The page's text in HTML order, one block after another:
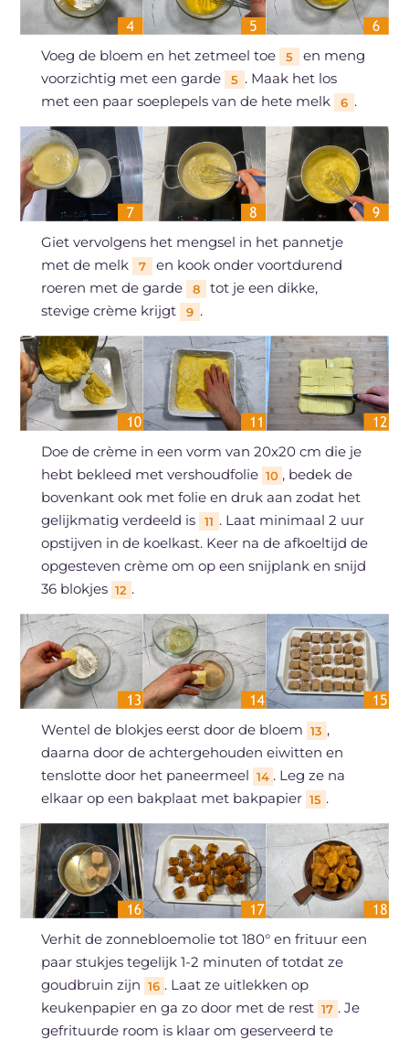
Voeg de bloem en het zetmeel toe 5
en meng
voorzichtig met een garde
5 . Maak het los
met een paar soeplepels van de hete melk
6 .
Giet vervolgens het mengsel in het pannetje
met de melk
7
en kook onder voortdurend
roeren met de garde
8
tot je een dikke,
stevige crème krijgt
9 .
Doe de crème in een vorm van 20x20 cm die je
hebt bekleed met vershoudfolie 10 , bedek de
bovenkant ook met folie en druk aan zodat het
gelijkmatig verdeeld is
11 . Laat minimaal 2 uur
opstijven in de koelkast. Keer na de afkoeltijd de
opgesteven crème om op een snijplank en snijd
36 blokjes 12 .
Wentel de blokjes eerst door de bloem 13 ,
daarna door de achtergehouden eiwitten en
tenslotte door het paneermeel 14 . Leg ze na
elkaar op een bakplaat met bakpapier 15 .
Verhit de zonnebloemolie tot 180° en frituur een
paar stukjes tegelijk 1-2 minuten of totdat ze
goudbruin zijn 16 . Laat ze uitlekken op
keukenpapier en ga zo door met de rest 17 . Je
gefrituurde room is klaar om geserveerd te